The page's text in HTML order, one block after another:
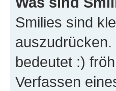
Smilies sind
bedeutet :)
Verfassen